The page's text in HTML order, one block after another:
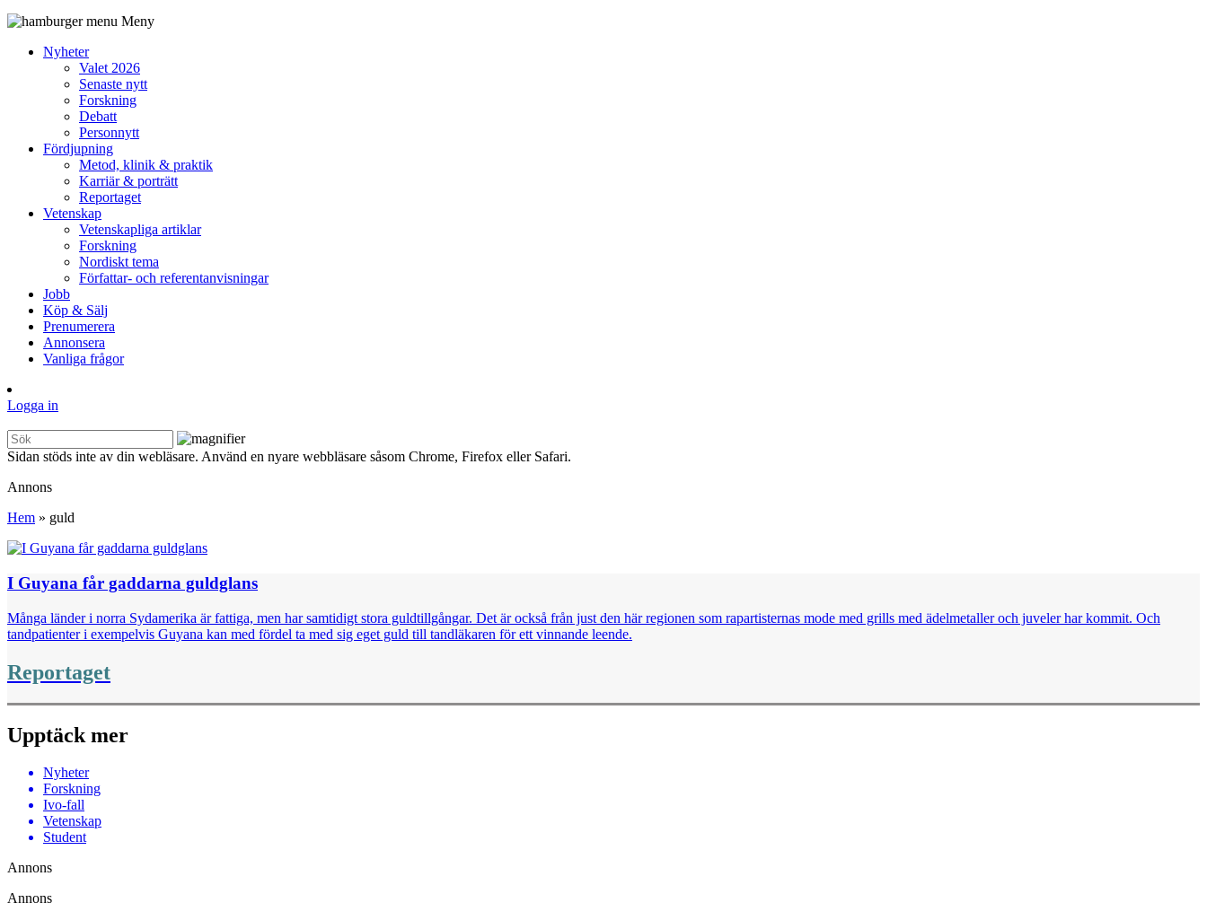
Meny
Nyheter
Valet 2026
Senaste nytt
Forskning
Debatt
Personnytt
Fördjupning
Metod, klinik & praktik
Karriär & porträtt
Reportaget
Vetenskap
Vetenskapliga artiklar
Forskning
Nordiskt tema
Författar- och referentanvisningar
Jobb
Köp & Sälj
Prenumerera
Annonsera
Vanliga frågor
Logga in
Sidan stöds inte av din webläsare. Använd en nyare webbläsare såsom Chrome, Firefox eller Safari.
Annons
Hem » guld
I Guyana får gaddarna guldglans
Många länder i norra Sydamerika är fattiga, men har samtidigt stora guldtillgångar. Det är också från just den här regionen som rapartisternas mode med grills med ädelmetaller och juveler har kommit. Och
tandpatienter i exempelvis Guyana kan med fördel ta med sig eget guld till tandläkaren för ett vinnande leende.
Reportaget
Upptäck mer
Nyheter
Forskning
Ivo-fall
Vetenskap
Student
Annons
Annons